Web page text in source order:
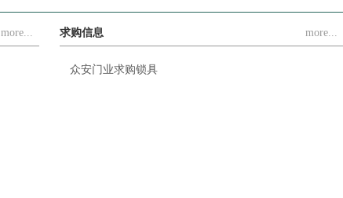
more... 求购信息 more...
众安门业求购锁具